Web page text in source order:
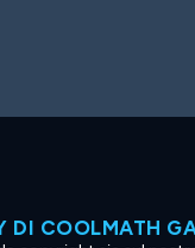
DI COOLMATH